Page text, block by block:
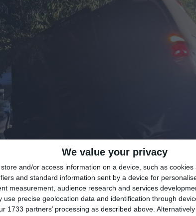
We value your privacy
store and/or access information on a device, such as cookies
and standard information sent by a device for
measurement, audience research and services
use precise geolocation data and identification through
1733 partners’ processing as described above.